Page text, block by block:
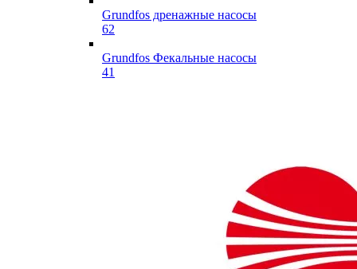
Grundfos дренажные насосы
62
Grundfos Фекальные насосы
41